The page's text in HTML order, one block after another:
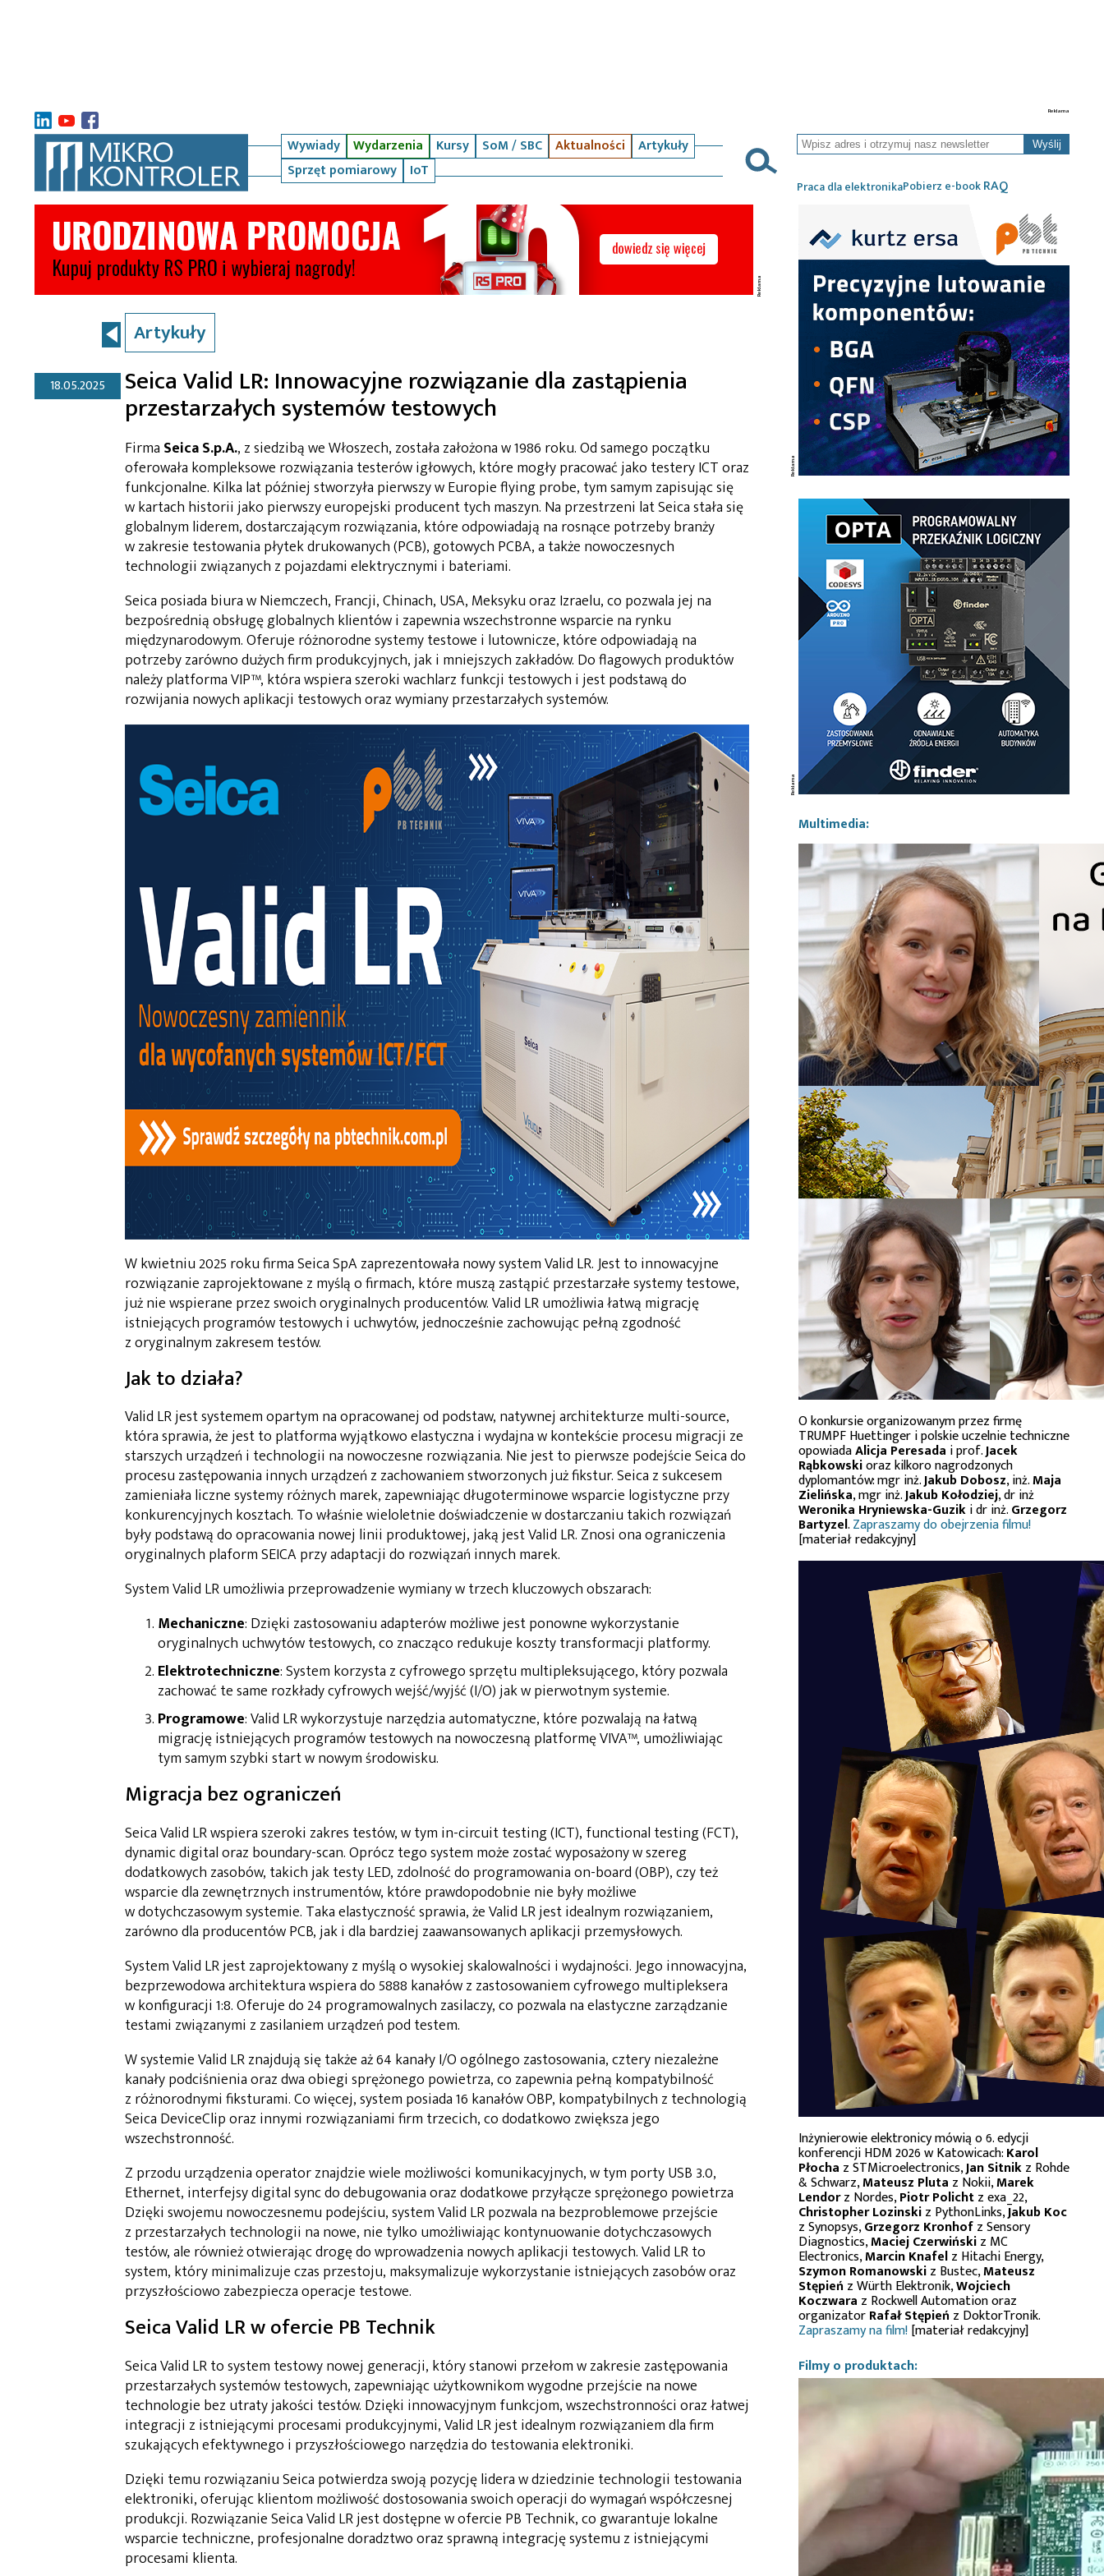
Wywiady Wydarzenia Kursy SoM / SBC Aktualności
Artykuły
Sprzęt pomiarowy
IoT
Wyślij
Praca dla elektronikaPobierz e-bookRAQ
Artykuły
18.05.2025 Seica Valid LR: Innowacyjne rozwiązanie dla zastąpienia
przestarzałych systemów testowych
Firma Seica S.p.A., z siedzibą we Włoszech, została założona w 1986 roku. Od samego początku
oferowała kompleksowe rozwiązania testerów igłowych, które mogły pracować jako testery ICT oraz
funkcjonalne. Kilka lat później stworzyła pierwszy w Europie flying probe, tym samym zapisując się
w kartach historii jako pierwszy europejski producent tych maszyn. Na przestrzeni lat Seica stała się
globalnym liderem, dostarczającym rozwiązania, które odpowiadają na rosnące potrzeby branży
w zakresie testowania płytek drukowanych (PCB), gotowych PCBA, a także nowoczesnych
technologii związanych z pojazdami elektrycznymi i bateriami.
Seica posiada biura w Niemczech, Francji, Chinach, USA, Meksyku oraz Izraelu, co pozwala jej na
bezpośrednią obsługę globalnych klientów i zapewnia wszechstronne wsparcie na rynku
międzynarodowym. Oferuje różnorodne systemy testowe i lutownicze, które odpowiadają na
potrzeby zarówno dużych firm produkcyjnych, jak i mniejszych zakładów. Do flagowych produktów
należy platforma VIP™, która wspiera szeroki wachlarz funkcji testowych i jest podstawą do
rozwijania nowych aplikacji testowych oraz wymiany przestarzałych systemów.
W kwietniu 2025 roku firma Seica SpA zaprezentowała nowy system Valid LR. Jest to innowacyjne
rozwiązanie zaprojektowane z myślą o firmach, które muszą zastąpić przestarzałe systemy testowe,
już nie wspierane przez swoich oryginalnych producentów. Valid LR umożliwia łatwą migrację
istniejących programów testowych i uchwytów, jednocześnie zachowując pełną zgodność
z oryginalnym zakresem testów.
Jak to działa?
Valid LR jest systemem opartym na opracowanej od podstaw, natywnej architekturze multi-source,
która sprawia, że jest to platforma wyjątkowo elastyczna i wydajna w kontekście procesu migracji ze
starszych urządzeń i technologii na nowoczesne rozwiązania. Nie jest to pierwsze podejście Seica do
procesu zastępowania innych urządzeń z zachowaniem stworzonych już fikstur. Seica z sukcesem
zamieniała liczne systemy różnych marek, zapewniając długoterminowe wsparcie logistyczne przy
konkurencyjnych kosztach. To właśnie wieloletnie doświadczenie w dostarczaniu takich rozwiązań
były podstawą do opracowania nowej linii produktowej, jaką jest Valid LR. Znosi ona ograniczenia
oryginalnych plaform SEICA przy adaptacji do rozwiązań innych marek.
System Valid LR umożliwia przeprowadzenie wymiany w trzech kluczowych obszarach:
Mechaniczne: Dzięki zastosowaniu adapterów możliwe jest ponowne wykorzystanie
oryginalnych uchwytów testowych, co znacząco redukuje koszty transformacji platformy.
Elektrotechniczne: System korzysta z cyfrowego sprzętu multipleksującego, który pozwala
zachować te same rozkłady cyfrowych wejść/wyjść (I/O) jak w pierwotnym systemie.
Programowe: Valid LR wykorzystuje narzędzia automatyczne, które pozwalają na łatwą
migrację istniejących programów testowych na nowoczesną platformę VIVA™, umożliwiając
tym samym szybki start w nowym środowisku.
Migracja bez ograniczeń
Seica Valid LR wspiera szeroki zakres testów, w tym in-circuit testing (ICT), functional testing (FCT),
dynamic digital oraz boundary-scan. Oprócz tego system może zostać wyposażony w szereg
dodatkowych zasobów, takich jak testy LED, zdolność do programowania on-board (OBP), czy też
wsparcie dla zewnętrznych instrumentów, które prawdopodobnie nie były możliwe
w dotychczasowym systemie. Taka elastyczność sprawia, że Valid LR jest idealnym rozwiązaniem,
zarówno dla producentów PCB, jak i dla bardziej zaawansowanych aplikacji przemysłowych.
System Valid LR jest zaprojektowany z myślą o wysokiej skalowalności i wydajności. Jego innowacyjna,
bezprzewodowa architektura wspiera do 5888 kanałów z zastosowaniem cyfrowego multipleksera
w konfiguracji 1:8. Oferuje do 24 programowalnych zasilaczy, co pozwala na elastyczne zarządzanie
testami związanymi z zasilaniem urządzeń pod testem.
W systemie Valid LR znajdują się także aż 64 kanały I/O ogólnego zastosowania, cztery niezależne
kanały podciśnienia oraz dwa obiegi sprężonego powietrza, co zapewnia pełną kompatybilność
z różnorodnymi fiksturami. Co więcej, system posiada 16 kanałów OBP, kompatybilnych z technologią
Seica DeviceClip oraz innymi rozwiązaniami firm trzecich, co dodatkowo zwiększa jego
wszechstronność.
Z przodu urządzenia operator znajdzie wiele możliwości komunikacyjnych, w tym porty USB 3.0,
Ethernet, interfejsy digital sync do debugowania oraz dodatkowe przyłącze sprężonego powietrza
Dzięki swojemu nowoczesnemu podejściu, system Valid LR pozwala na bezproblemowe przejście
z przestarzałych technologii na nowe, nie tylko umożliwiając kontynuowanie dotychczasowych
testów, ale również otwierając drogę do wprowadzenia nowych aplikacji testowych. Valid LR to
system, który minimalizuje czas przestoju, maksymalizuje wykorzystanie istniejących zasobów oraz
przyszłościowo zabezpiecza operacje testowe.
Seica Valid LR w ofercie PB Technik
Seica Valid LR to system testowy nowej generacji, który stanowi przełom w zakresie zastępowania
przestarzałych systemów testowych, zapewniając użytkownikom wygodne przejście na nowe
technologie bez utraty jakości testów. Dzięki innowacyjnym funkcjom, wszechstronności oraz łatwej
integracji z istniejącymi procesami produkcyjnymi, Valid LR jest idealnym rozwiązaniem dla firm
szukających efektywnego i przyszłościowego narzędzia do testowania elektroniki.
Dzięki temu rozwiązaniu Seica potwierdza swoją pozycję lidera w dziedzinie technologii testowania
elektroniki, oferując klientom możliwość dostosowania swoich operacji do wymagań współczesnej
produkcji. Rozwiązanie Seica Valid LR jest dostępne w ofercie PB Technik, co gwarantuje lokalne
wsparcie techniczne, profesjonalne doradztwo oraz sprawną integrację systemu z istniejącymi
procesami klienta.
Multimedia:
O konkursie organizowanym przez firmę
TRUMPF Huettinger i polskie uczelnie techniczne
opowiadaAlicja Peresada i prof.Jacek
Rąbkowskioraz kilkoro nagrodzonych
dyplomantów: mgr inż.Jakub Dobosz, inż.Maja
Zielińska, mgr inż.Jakub Kołodziej, dr inż
Weronika Hryniewska-Guziki dr inż.Grzegorz
Bartyzel.Zapraszamy do obejrzenia filmu!
[materiał redakcyjny]
Inżynierowie elektronicy mówią o 6. edycji
konferencji HDM 2026 w Katowicach:Karol
Płocha z STMicroelectronics,Jan Sitnikz Rohde
& Schwarz,Mateusz Pluta z Nokii,Marek
Lendorz Nordes,Piotr Polichtz exa_22,
Christopher Lozinskiz PythonLinks,Jakub Koc
z Synopsys,Grzegorz Kronhofz Sensory
Diagnostics,Maciej Czerwińskiz MC
Electronics,Marcin Knafelz Hitachi Energy,
Szymon Romanowskiz Bustec,Mateusz
Stępień z Würth Elektronik,Wojciech
Koczwara z Rockwell Automation oraz
organizatorRafał Stępień z DoktorTronik.
Zapraszamy na film![materiał redakcyjny]
Filmy o produktach: